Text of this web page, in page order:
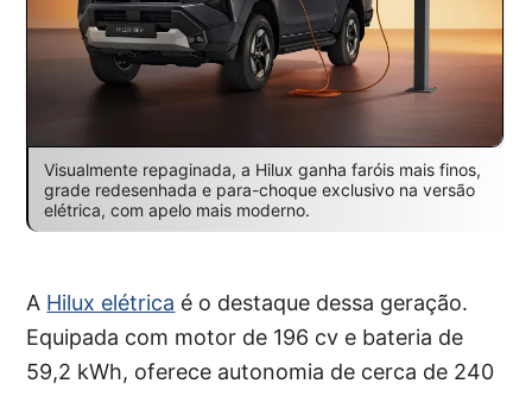
Visualmente repaginada, a Hilux ganha faróis mais finos,
grade redesenhada e para-choque exclusivo na versão
elétrica, com apelo mais moderno.
A Hilux elétrica é o destaque dessa geração.
Equipada com motor de 196 cv e bateria de
59,2 kWh, oferece autonomia de cerca de 240